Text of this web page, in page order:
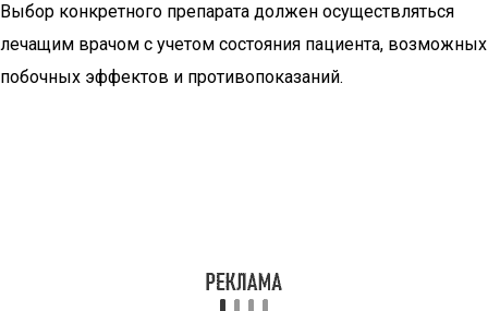
Выбор конкретного препарата должен осуществляться
лечащим врачом с учетом состояния пациента, возможных
побочных эффектов и противопоказаний.